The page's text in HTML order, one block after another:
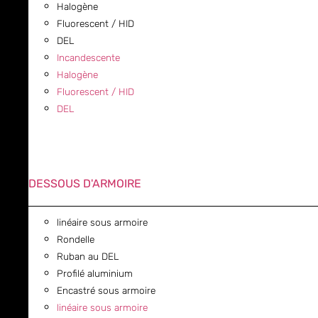
Halogène
Fluorescent / HID
DEL
Incandescente
Halogène
Fluorescent / HID
DEL
DESSOUS D'ARMOIRE
linéaire sous armoire
Rondelle
Ruban au DEL
Profilé aluminium
Encastré sous armoire
linéaire sous armoire